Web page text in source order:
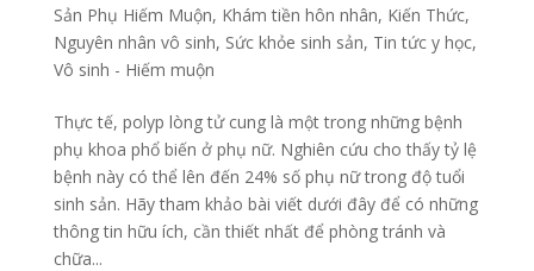
Sản Phụ Hiếm Muộn, Khám tiền hôn nhân, Kiến Thức,
Nguyên nhân vô sinh, Sức khỏe sinh sản, Tin tức y học,
Vô sinh - Hiếm muộn
Thực tế, polyp lòng tử cung là một trong những bệnh
phụ khoa phổ biến ở phụ nữ. Nghiên cứu cho thấy tỷ lệ
bệnh này có thể lên đến 24% số phụ nữ trong độ tuổi
sinh sản. Hãy tham khảo bài viết dưới đây để có những
thông tin hữu ích, cần thiết nhất để phòng tránh và
chữa...